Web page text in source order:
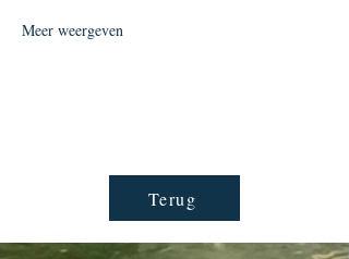
Meer weergeven
Terug